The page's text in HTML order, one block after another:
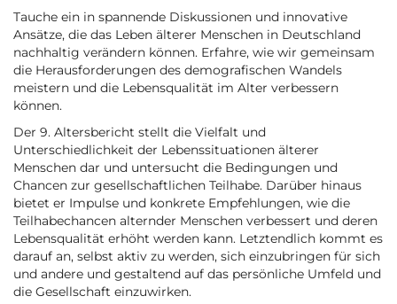
Tauche ein in spannende Diskussionen und innovative
Ansätze, die das Leben älterer Menschen in Deutschland
nachhaltig verändern können. Erfahre, wie wir gemeinsam
die Herausforderungen des demografischen Wandels
meistern und die Lebensqualität im Alter verbessern
können.
Der 9. Altersbericht stellt die Vielfalt und
Unterschiedlichkeit der Lebenssituationen älterer
Menschen dar und untersucht die Bedingungen und
Chancen zur gesellschaftlichen Teilhabe. Darüber hinaus
bietet er Impulse und konkrete Empfehlungen, wie die
Teilhabechancen alternder Menschen verbessert und deren
Lebensqualität erhöht werden kann. Letztendlich kommt es
darauf an, selbst aktiv zu werden, sich einzubringen für sich
und andere und gestaltend auf das persönliche Umfeld und
die Gesellschaft einzuwirken.